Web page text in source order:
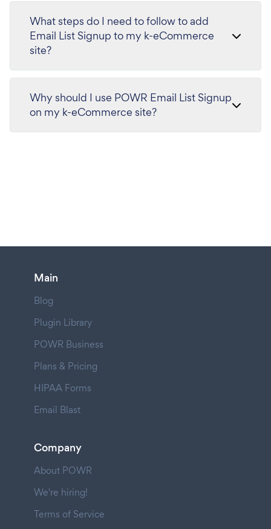
What steps do I need to follow to add
Email List Signup to my k-eCommerce
site?
Why should I use POWR Email List Signup
on my k-eCommerce site?
Main
Blog
Plugin Library
POWR Business
Plans & Pricing
HIPAA Forms
Email Blast
Company
About POWR
We're hiring!
Terms of Service